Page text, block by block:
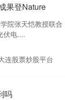
果登Nature
院张天恺教授联合
伏电....
连股票炒股平台
吗